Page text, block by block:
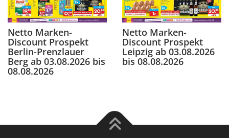
Netto Marken-
Discount Prospekt
Berlin-Prenzlauer
Berg ab 03.08.2026 bis
08.08.2026
Netto Marken-
Discount Prospekt
Leipzig ab 03.08.2026
bis 08.08.2026